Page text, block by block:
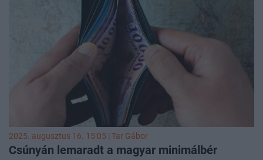
múlt évi befizetésekre járó állami támogatásból is
beérkezett a számlákra 19 milliárd forint. A megtakarítás
legnépszerűbb felhasználási céljai változatlanul az
egészségügyi szolgáltatások igénybevétele, illetve a
gyógyszerek vásárlása voltak, az összes kiadás 77%-a
ezekre ment el az idei első félévben.
2025. augusztus 16. 15:05 | Tar Gábor
Csúnyán lemaradt a magyar minimálbér